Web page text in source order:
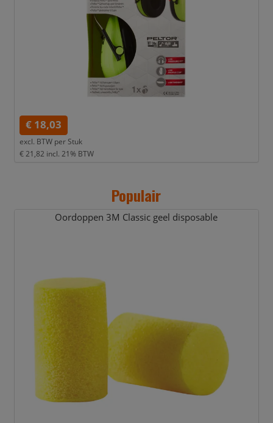
€ 18,03
excl. BTW per Stuk
€ 21,82 incl. 21% BTW
Populair
Oordoppen 3M Classic geel disposable